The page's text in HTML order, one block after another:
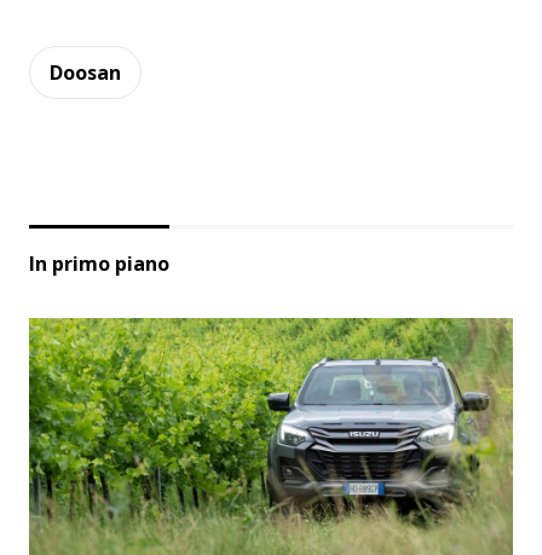
Doosan
In primo piano